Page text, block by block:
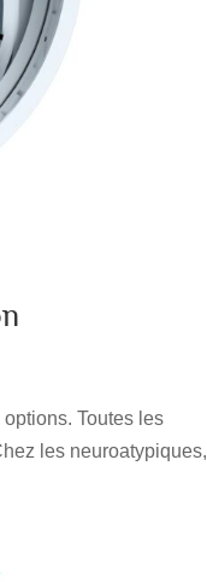
Toutes les
les neuroatypiques,